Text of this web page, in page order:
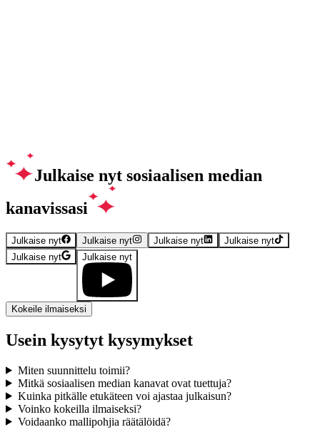
Julkaise nyt sosiaalisen median
kanavissasi
Julkaise nyt Julkaise nyt Julkaise nyt
Julkaise nyt
Julkaise nyt
Julkaise nyt
Kokeile ilmaiseksi
Usein kysytyt kysymykset
Miten suunnittelu toimii?
Mitkä sosiaalisen median kanavat ovat tuettuja?
Kuinka pitkälle etukäteen voi ajastaa julkaisun?
Voinko kokeilla ilmaiseksi?
Voidaanko mallipohjia räätälöidä?